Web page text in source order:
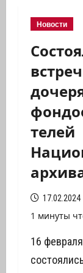
Новости
телей
17.02.2024
1 минуты
16